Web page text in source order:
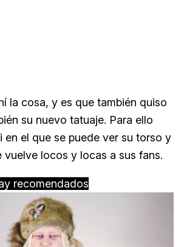
la cosa, y es que también quiso
su nuevo tatuaje. Para ello
en el que se puede ver su torso y
vuelve locos y locas a sus fans.
recomendados